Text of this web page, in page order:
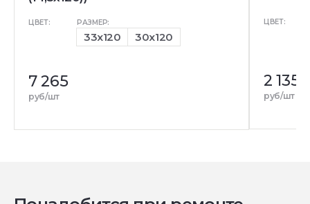
ЦВЕТ: РАЗМЕР:
33x120 30x120
7 265
руб/шт
ЦВЕТ:
2 135
руб/шт